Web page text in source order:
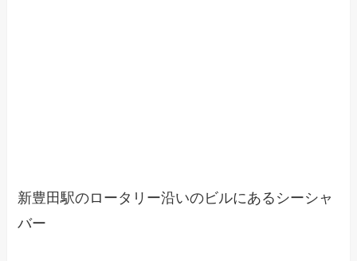
新豊田駅のロータリー沿いのビルにあるシーシャ
バー